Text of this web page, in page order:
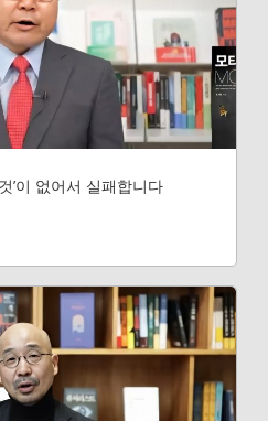
’이 없어서 실패합니다